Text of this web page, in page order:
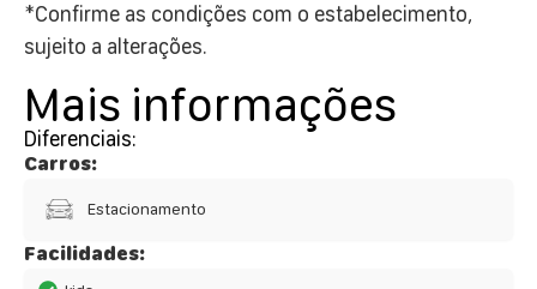
*Confirme as condições com o estabelecimento,
sujeito a alterações.
Mais informações
Diferenciais:
Carros:
Estacionamento
Facilidades: